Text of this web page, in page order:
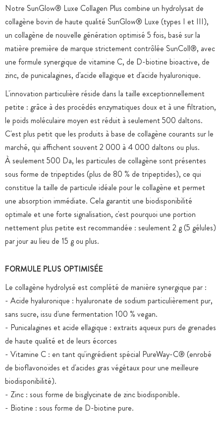
Notre SunGlow® Luxe Collagen Plus combine un hydrolysat de
collagène bovin de haute qualité SunGlow® Luxe (types I et III),
un collagène de nouvelle génération optimisé 5 fois, basé sur la
matière première de marque strictement contrôlée SunColl®, avec
une formule synergique de vitamine C, de D-biotine bioactive, de
zinc, de punicalagines, d'acide ellagique et d'acide hyaluronique.
L'innovation particulière réside dans la taille exceptionnellement
petite : grâce à des procédés enzymatiques doux et à une filtration,
le poids moléculaire moyen est réduit à seulement 500 daltons.
C'est plus petit que les produits à base de collagène courants sur le
marché, qui affichent souvent 2 000 à 4 000 daltons ou plus.
À seulement 500 Da, les particules de collagène sont présentes
sous forme de tripeptides (plus de 80 % de tripeptides), ce qui
constitue la taille de particule idéale pour le collagène et permet
une absorption immédiate. Cela garantit une biodisponibilité
optimale et une forte signalisation, c'est pourquoi une portion
nettement plus petite est recommandée : seulement 2 g (5 gélules)
par jour au lieu de 15 g ou plus.
FORMULE PLUS OPTIMISÉE
Le collagène hydrolysé est complété de manière synergique par :
- Acide hyaluronique : hyaluronate de sodium particulièrement pur,
sans sucre, issu d'une fermentation 100 % vegan.
- Punicalagines et acide ellagique : extraits aqueux purs de grenades
de haute qualité et de leurs écorces
- Vitamine C : en tant qu'ingrédient spécial PureWay-C® (enrobé
de bioflavonoïdes et d'acides gras végétaux pour une meilleure
biodisponibilité).
- Zinc : sous forme de bisglycinate de zinc biodisponible.
- Biotine : sous forme de D-biotine pure.